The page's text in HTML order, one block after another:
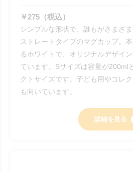
￥275（税込）
シンプルな形状で、誰もがさまざ
ストレートタイプのマグカップ。
るホワイトで、オリジナルデザイ
ています。Sサイズは容量が200ml
クトサイズです。子ども用やコレ
も向いています。
詳細を見る